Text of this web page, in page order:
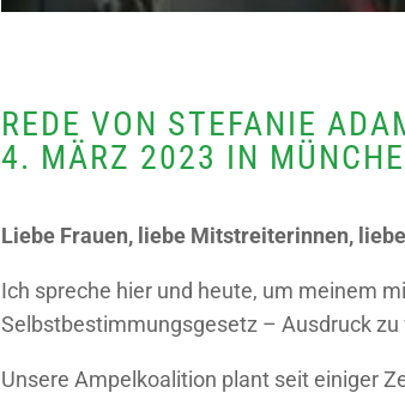
REDE VON STEFANIE
4. MÄRZ 2023 IN
Liebe Frauen, liebe Mitstreiterinnen,
Ich spreche hier und heute, um meinem
Selbstbestimmungsgesetz – Ausdruck zu
Unsere Ampelkoalition plant seit einiger